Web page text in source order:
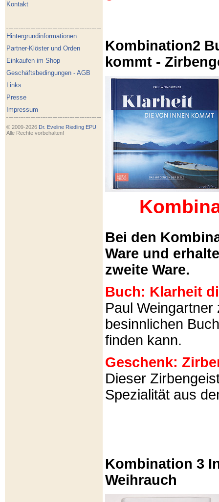
Kontakt
Hintergrundinformationen
Partner-Klöster und Orden
Einkaufen im Shop
Geschäftsbedingungen - AGB
Links
Presse
Impressum
© 2009-2026 Dr. Eveline Riedling EPU
Alle Rechte vorbehalten!
Kombination2
kommt -
Bei den
Ware und
zweite Ware.
Buch: Klarheit
Paul
besinnlichen
finden kann.
Geschenk:
Dieser
Spezialität aus
Kombination 3
Weihrauch